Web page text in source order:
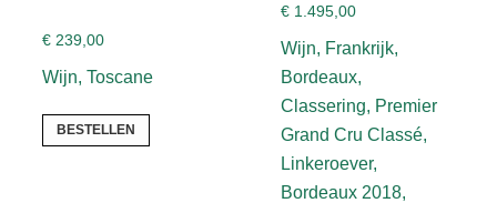
€ 239,00
Wijn, Toscane
BESTELLEN
€1.495,00
Wijn, Frankrijk,
Bordeaux,
Classering, Premier
Grand Cru Classé,
Linkeroever,
Bordeaux 2018,